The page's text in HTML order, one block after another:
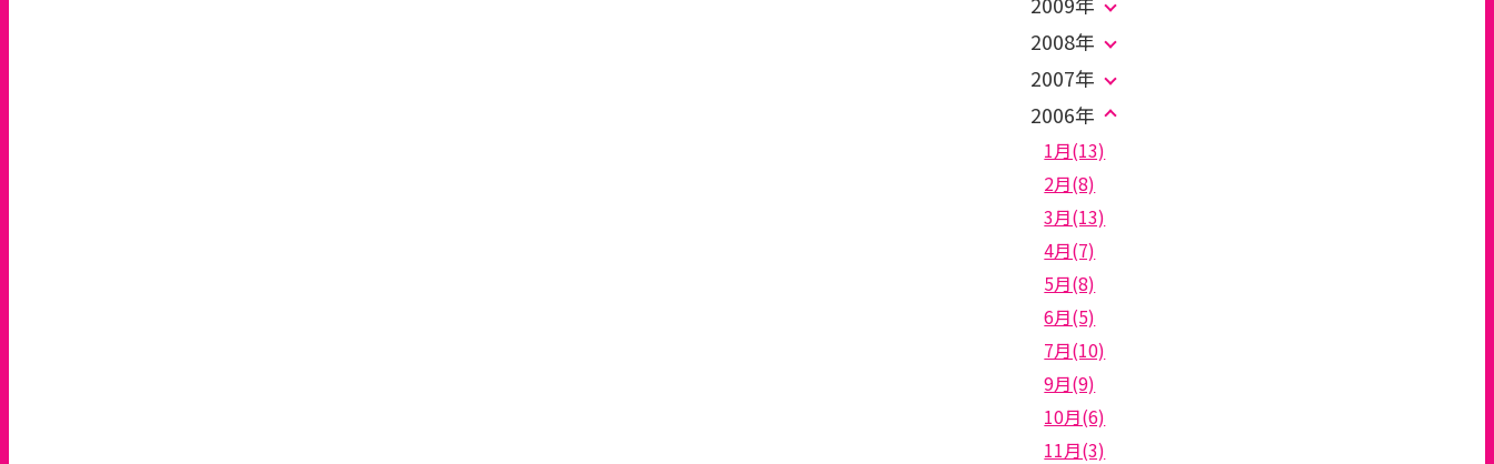
2008年
2007年
2006年
1月(13)
2月(8)
3月(13)
4月(7)
5月(8)
6月(5)
7月(10)
9月(9)
10月(6)
11月(3)